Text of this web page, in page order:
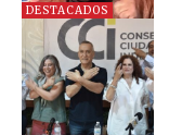
DESTACADOS